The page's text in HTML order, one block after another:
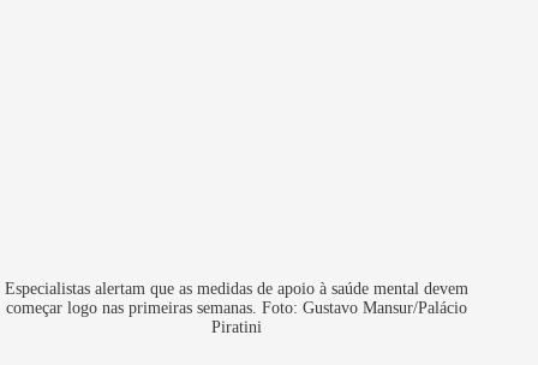
Especialistas alertam que as medidas de apoio à saúde mental devem
começar logo nas primeiras semanas. Foto: Gustavo Mansur/Palácio
Piratini